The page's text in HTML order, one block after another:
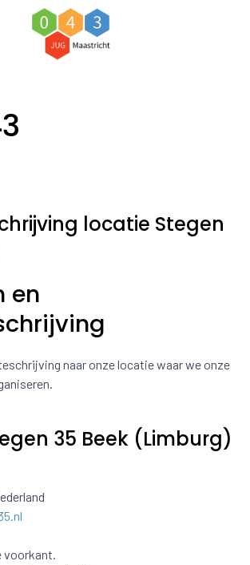
locatie Stegen
en
naar onze locatie waar we onze
35 Beek (Limburg)
voorkant.